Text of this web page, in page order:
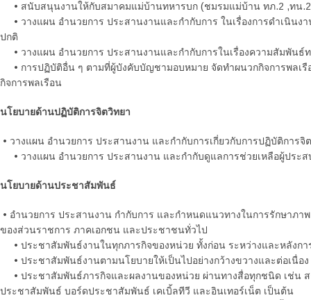
• สนับสนุนงานให้กับสมาคมแม่บ้านทหารบก (ชมรมแม่บ้าน ทภ.2 ,ทน
• วางแผน อำนวยการ ประสานงานและกำกับการ ในเรื่องการดำเนิน
ปกติ
• วางแผน อำนวยการ ประสานงานและกำกับการในเรื่องความสัมพันธ์
• การปฏิบัติอื่น ๆ ตามที่ผู้บังคับบัญชามอบหมาย จัดทำผนวกกิจการพลเ
กิจการพลเรือน
นโยบายด้านปฏิบัติการจิตวิทยา
• วางแผน อำนวยการ ประสานงาน และกำกับการเกี่ยวกับการปฏิบัติการ
• วางแผน อำนวยการ ประสานงาน และกำกับดูแลการช่วยเหลือผู้ประ
นโยบายด้านประชาสัมพันธ์
• อำนวยการ ประสานงาน กำกับการ และกำหนดแนวทางในการรักษาภ
ของส่วนราชการ ภาคเอกชน และประชาชนทั่วไป
• ประชาสัมพันธ์งานในทุกภารกิจของหน่วย ทั้งก่อน ระหว่างและหลังก
• ประชาสัมพันธ์งานตามนโยบายให้เป็นไปอย่างกว้างขวางและต่อเนื่อง
• ประชาสัมพันธ์ภารกิจและผลงานของหน่วย ผ่านทางสื่อทุกชนิด เช่น ส
ประชาสัมพันธ์ บอร์ดประชาสัมพันธ์ เคเบิ้ลทีวี และอินเทอร์เน็ต เป็นต้น